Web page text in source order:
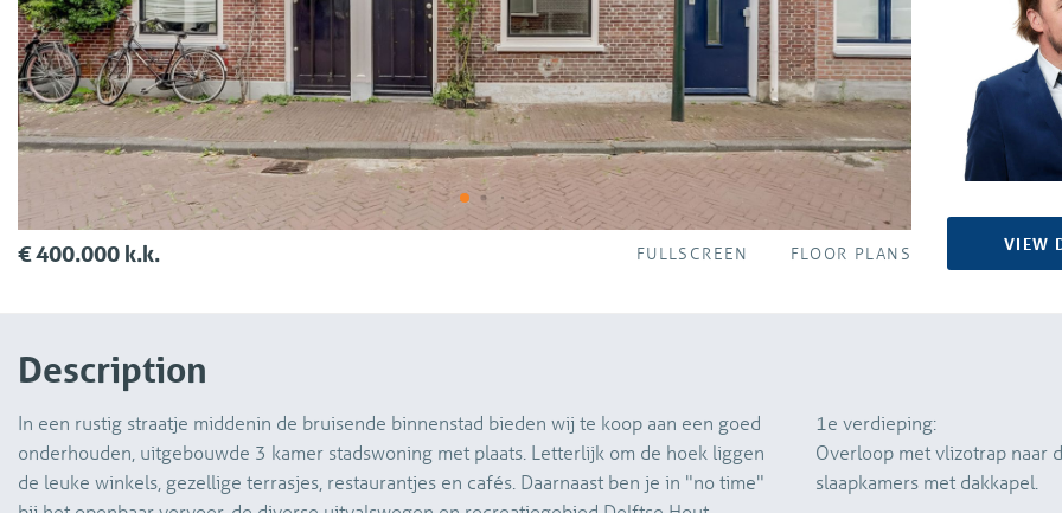
€ 400.000 k.k. FULLSCREEN FLOOR PLANS VIEW
Description
In een rustig straatje middenin de bruisende binnenstad bieden wij te koop aan een goed
onderhouden, uitgebouwde 3 kamer stadswoning met plaats. Letterlijk om de hoek liggen
de leuke winkels, gezellige terrasjes, restaurantjes en cafés. Daarnaast ben je in "no time"
1e verdieping:
Overloop met vlizotrap naar
slaapkamers met dakkapel.